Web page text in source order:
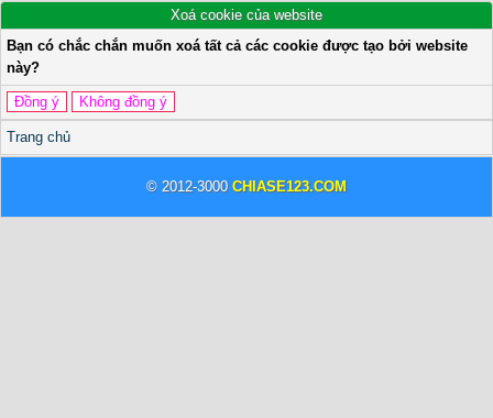
Xoá cookie của website
Bạn có chắc chắn muốn xoá tất cả các cookie được tạo bởi website
này?
Trang chủ
© 2012-3000 CHIASE123.COM